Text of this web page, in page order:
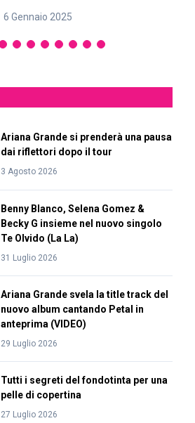
6 Gennaio 2025
Ariana Grande si prenderà una pausa
dai riflettori dopo il tour
3 Agosto 2026
Benny Blanco, Selena Gomez &
Becky G insieme nel nuovo singolo
Te Olvido (La La)
31 Luglio 2026
Ariana Grande svela la title track del
nuovo album cantando Petal in
anteprima (VIDEO)
29 Luglio 2026
Tutti i segreti del fondotinta per una
pelle di copertina
27 Luglio 2026